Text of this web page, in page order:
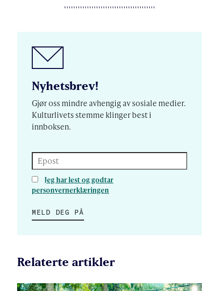
Nyhetsbrev!
Gjør oss mindre avhengig av sosiale medier.
Kulturlivets stemme klinger best i
innboksen.
Epost
Jeg har lest og godtar
personvernerklæringen
MELD DEG PÅ
Relaterte artikler